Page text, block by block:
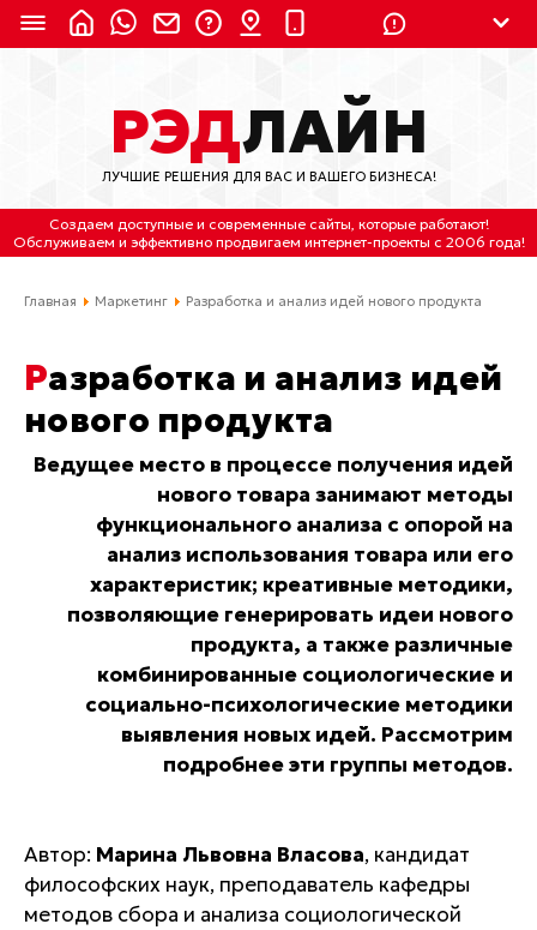
8 (800) 550-9899 (с 2:30 до 11:30 по
Мск)
Бесплатно по России
(4212) 658-653
(4212) 637-673
Отдельный вход \ Левый торец здания
Пн-пт. с 9:30 до 18:30 (по Хбк)
info@lred.ru
Все контакты
РЭДЛАЙН
ЛУЧШИЕ РЕШЕНИЯ ДЛЯ ВАС И ВАШЕГО БИЗНЕСА!
Создаем доступные и современные сайты, которые работают!
Обслуживаем и эффективно продвигаем интернет-проекты с 2006 года!
Главная Маркетинг Разработка и анализ идей нового продукта
Разработка и анализ идей
нового продукта
Ведущее место в процессе получения идей
нового товара занимают методы
функционального анализа с опорой на
анализ использования товара или его
характеристик; креативные методики,
позволяющие генерировать идеи нового
продукта, а также различные
комбинированные социологические и
социально-психологические методики
выявления новых идей. Рассмотрим
подробнее эти группы методов.
Автор: Mapинa Львoвнa Bлacoвa, кандидат
философских наук, преподаватель кафедры
методов сбора и анализа социологической